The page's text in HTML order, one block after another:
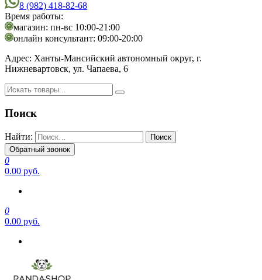
8 (982) 418-82-68
Время работы:
магазин: пн-вс 10:00-21:00
онлайн консультант: 09:00-20:00
Адрес: Ханты-Мансийский автономный округ, г.
Нижневартовск, ул. Чапаева, 6
Поиск
Найти:
Обратный звонок
0
0.00 руб.
0
0.00 руб.